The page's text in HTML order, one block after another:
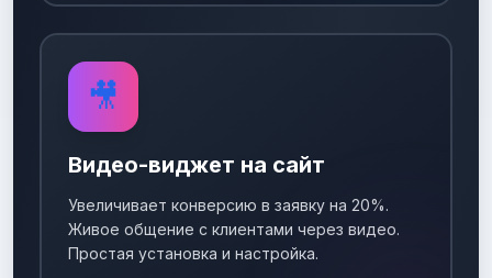
🎥
Видео-виджет на сайт
Увеличивает конверсию в заявку на 20%.
Живое общение с клиентами через видео.
Простая установка и настройка.